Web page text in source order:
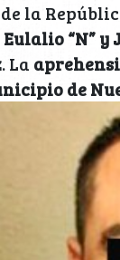
la
“N” y
. La
de